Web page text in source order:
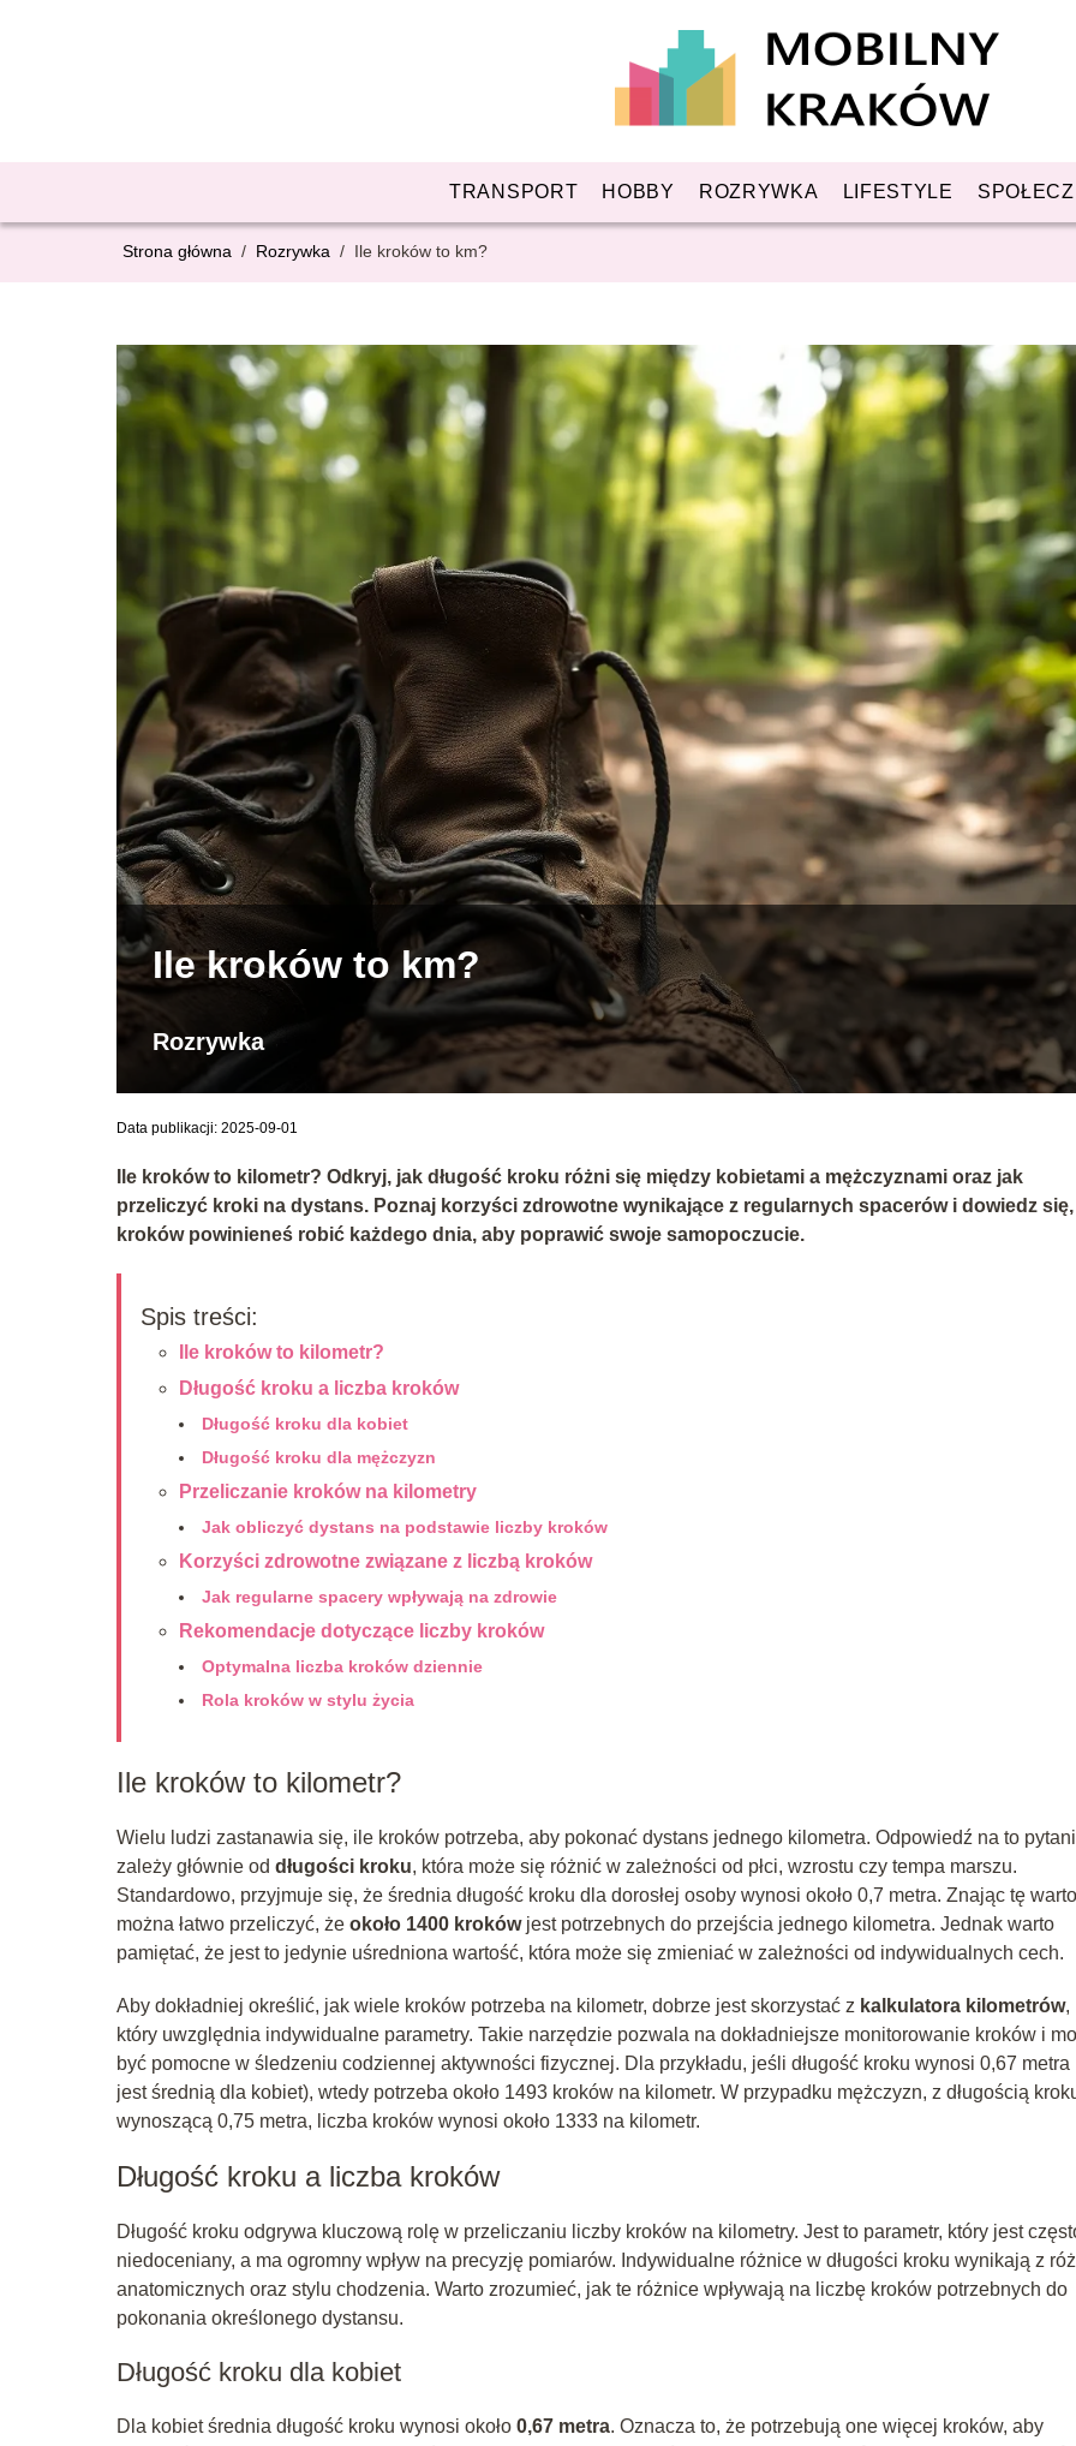
TRANSPORT HOBBY ROZRYWKA LIFESTYLE
Strona główna / Rozrywka / Ile kroków to km?
Ile kroków to km?
Rozrywka
Data publikacji: 2025-09-01
Ile kroków to kilometr? Odkryj, jak długość kroku różni się między kobietami a mężczyznami oraz jak
przeliczyć kroki na dystans. Poznaj korzyści zdrowotne wynikające z regularnych spacerów i dowiedz
kroków powinieneś robić każdego dnia, aby poprawić swoje samopoczucie.
Spis treści:
Ile kroków to kilometr?
Długość kroku a liczba kroków
Długość kroku dla kobiet
Długość kroku dla mężczyzn
Przeliczanie kroków na kilometry
Jak obliczyć dystans na podstawie liczby kroków
Korzyści zdrowotne związane z liczbą kroków
Jak regularne spacery wpływają na zdrowie
Rekomendacje dotyczące liczby kroków
Optymalna liczba kroków dziennie
Rola kroków w stylu życia
Ile kroków to kilometr?
Wielu ludzi zastanawia się, ile kroków potrzeba, aby pokonać dystans jednego kilometra. Odpowiedź na to
zależy głównie od długości kroku, która może się różnić w zależności od płci, wzrostu czy tempa marszu.
Standardowo, przyjmuje się, że średnia długość kroku dla dorosłej osoby wynosi około 0,7 metra. Znając tę
można łatwo przeliczyć, że około 1400 krokówjest potrzebnych do przejścia jednego kilometra. Jednak warto
pamiętać, że jest to jedynie uśredniona wartość, która może się zmieniać w zależności od indywidualnych cech.
Aby dokładniej określić, jak wiele kroków potrzeba na kilometr, dobrze jest skorzystać z kalkulatora kilometrów,
który uwzględnia indywidualne parametry. Takie narzędzie pozwala na dokładniejsze monitorowanie kroków i
być pomocne w śledzeniu codziennej aktywności fizycznej. Dla przykładu, jeśli długość kroku wynosi 0,67 metra
jest średnią dla kobiet), wtedy potrzeba około 1493 kroków na kilometr. W przypadku mężczyzn, z długością
wynoszącą 0,75 metra, liczba kroków wynosi około 1333 na kilometr.
Długość kroku a liczba kroków
Długość kroku odgrywa kluczową rolę w przeliczaniu liczby kroków na kilometry. Jest to parametr, który jest
niedoceniany, a ma ogromny wpływ na precyzję pomiarów. Indywidualne różnice w długości kroku wynikają z
anatomicznych oraz stylu chodzenia. Warto zrozumieć, jak te różnice wpływają na liczbę kroków potrzebnych do
pokonania określonego dystansu.
Długość kroku dla kobiet
Dla kobiet średnia długość kroku wynosi około 0,67 metra. Oznacza to, że potrzebują one więcej kroków, aby